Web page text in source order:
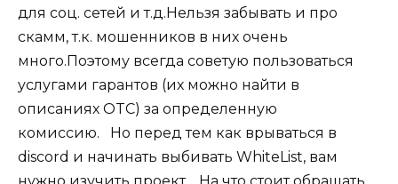
для соц. сетей и т.д.Нельзя забывать и про
скамм, т.к. мошенников в них очень
много.Поэтому всегда советую пользоваться
услугами гарантов (их можно найти в
описаниях OTC) за определенную
комиссию.⠀Но перед тем как врываться в
discord и начинать выбивать WhiteList, вам